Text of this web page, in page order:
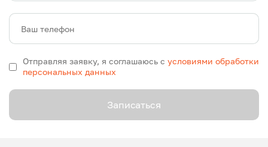
Ваш телефон
Отправляя заявку, я соглашаюсь с условиями обработки
персональных данных
Записаться